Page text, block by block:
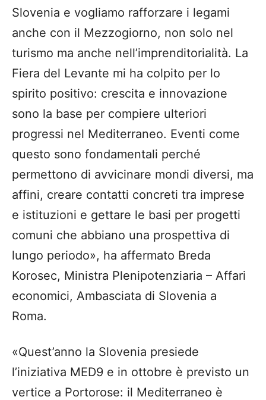
Slovenia e vogliamo rafforzare i legami
anche con il Mezzogiorno, non solo nel
turismo ma anche nell’imprenditorialità. La
Fiera del Levante mi ha colpito per lo
spirito positivo: crescita e innovazione
sono la base per compiere ulteriori
progressi nel Mediterraneo. Eventi come
questo sono fondamentali perché
permettono di avvicinare mondi diversi, ma
affini, creare contatti concreti tra imprese
e istituzioni e gettare le basi per progetti
comuni che abbiano una prospettiva di
lungo periodo», ha affermato Breda
Korosec, Ministra Plenipotenziaria – Affari
economici, Ambasciata di Slovenia a
Roma.
«Quest’anno la Slovenia presiede
l’iniziativa MED9 e in ottobre è previsto un
vertice a Portorose: il Mediterraneo è